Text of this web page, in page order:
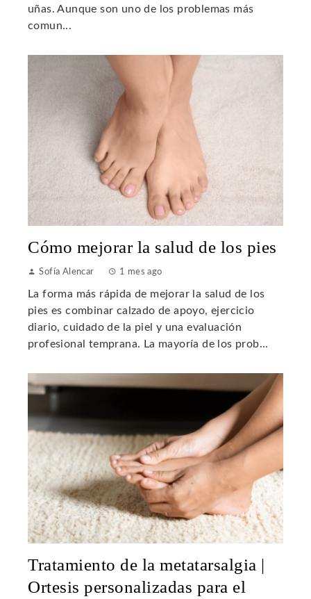
uñas. Aunque son uno de los problemas más
comun...
Cómo mejorar la salud de los pies
Sofía Alencar 1 mes ago
La forma más rápida de mejorar la salud de los
pies es combinar calzado de apoyo, ejercicio
diario, cuidado de la piel y una evaluación
profesional temprana. La mayoría de los prob...
Tratamiento de la metatarsalgia |
Ortesis personalizadas para el